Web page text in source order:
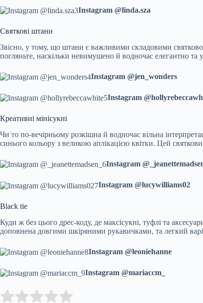
Instagram @linda.sza
Святкові штани
Звісно, у тому, що штани є важливими складовими
погляньте, наскільки невимушено й водночас елегантно
Instagram @jen_wonders
Instagram
Креативні мінісукні
Чи то по-вечірньому розкішна й водночас вільна
синього кольору з великою аплікацією квітки. Цей
Instagram
Instagram @lucywilliams02
Black tie
Куди ж без цього дрес-коду, де максісукні, туфлі та
доповнена довгими шкіряними рукавичками, та легкий
Instagram @leoniehanne
Instagram @mariaccm_
Rate this item: